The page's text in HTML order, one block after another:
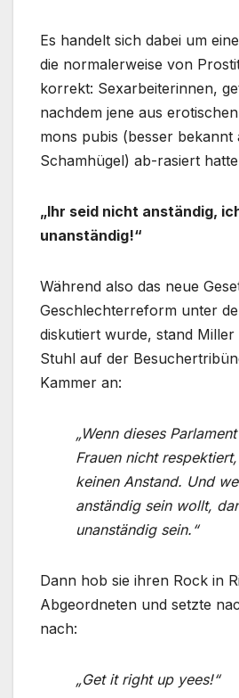
Es handelt sich dabei um
die normalerweise von
korrekt: Sexarbeiterinnen,
nachdem jene aus
mons pubis (besser bekannt
Schamhügel) ab-rasiert
„Ihr seid nicht anständig,
unanständig!“
Während also das neue
Geschlechterreform unter
diskutiert wurde, stand
Stuhl auf der
Kammer an:
„Wenn dieses
Frauen nicht
keinen Anstand. Und
anständig sein wollt,
unanständig sein.“
Dann hob sie ihren Rock in
Abgeordneten und setzte
nach:
„Get it right up yees!“